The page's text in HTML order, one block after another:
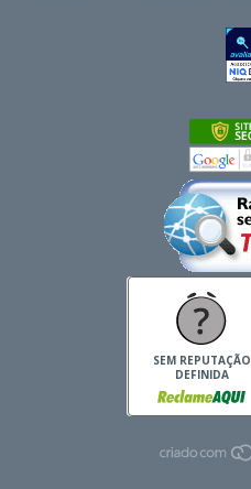
SEM REPUTAÇÃO
DEFINIDA